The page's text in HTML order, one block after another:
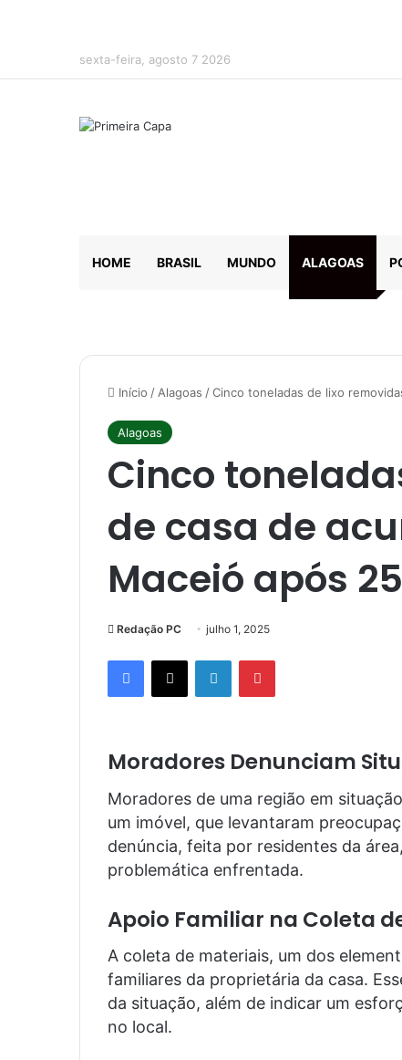
sexta-feira, agosto 7 2026
HOME BRASIL MUNDO ALAGOAS
Início / Alagoas /Cinco toneladas de lixo
Alagoas
Cinco
de casa de
Maceió após
Redação PC julho 1, 2025
Facebook
X LinkedinPinterest
Moradores Denunciam
Moradores de uma região em
um imóvel, que levantaram
denúncia, feita por residentes da
problemática enfrentada.
Apoio Familiar na Coleta
A coleta de materiais, um dos
familiares da proprietária da casa.
da situação, além de indicar um
no local.